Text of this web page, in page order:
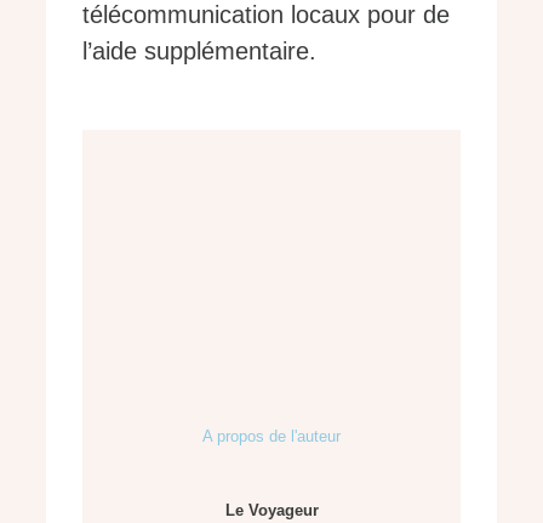
télécommunication locaux pour de
l’aide supplémentaire.
A propos de l'auteur
Le Voyageur